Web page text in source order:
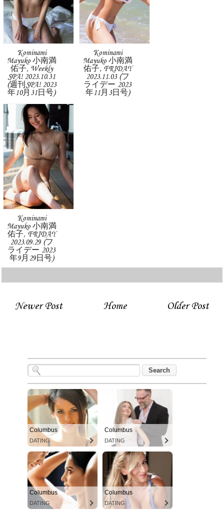
Kominami
Mayuko 小南満
佑子, Weekly
SPA! 2023.10.31
(週刊SPA! 2023
年10月31日号)
Kominami
Mayuko 小南満
佑子, FRIDAY
2023.11.03 (フ
ライデー 2023
年11月3日号)
Kominami
Mayuko 小南満
佑子, FRIDAY
2023.09.29 (フ
ライデー 2023
年9月29日号)
Newer Post Older Post
Home
Columbus
DATING
Columbus
DATING
Columbus
DATING
Columbus
DATING